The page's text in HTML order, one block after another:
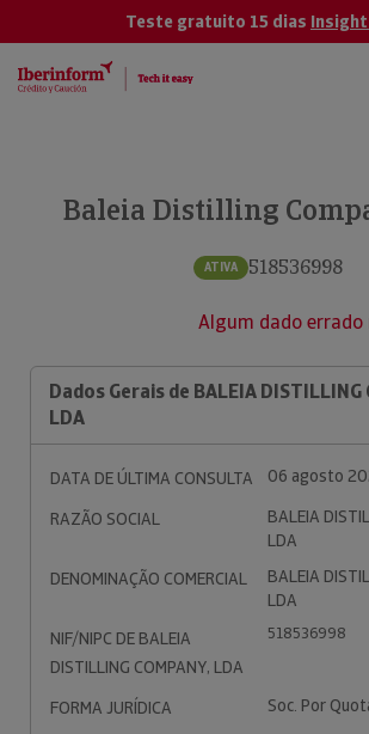
Teste gratuito 15 dias
Baleia Distilling
ATIVA 518536998
Algum dado errado
Dados Gerais de BALEIA DISTILLING
LDA
DATA DE ÚLTIMA CONSULTA
06 agosto
RAZÃO SOCIAL
BALEIA
LDA
DENOMINAÇÃO COMERCIAL
BALEIA
LDA
NIF/NIPC DE BALEIA
DISTILLING COMPANY, LDA
518536998
FORMA JURÍDICA
Soc. Por